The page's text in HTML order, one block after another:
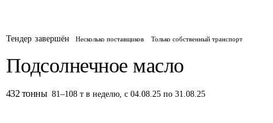
Тендер завершён Несколько поставщиков Только собственный транспорт
Подсолнечное масло
432 тонны 81–108 т в неделю,с 04.08.25 по 31.08.25